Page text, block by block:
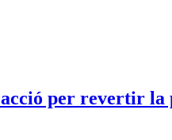
per revertir